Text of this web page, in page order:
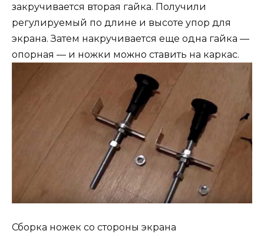
закручивается вторая гайка. Получили
регулируемый по длине и высоте упор для
экрана. Затем накручивается еще одна гайка —
опорная — и ножки можно ставить на каркас.
Сборка ножек со стороны экрана